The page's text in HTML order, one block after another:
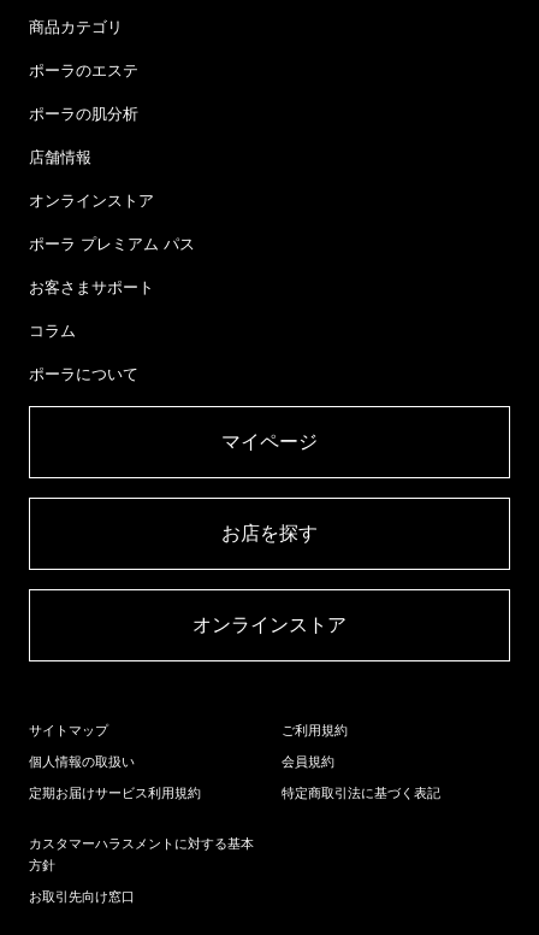
商品カテゴリ
ポーラのエステ
ポーラの肌分析
店舗情報
オンラインストア
ポーラ プレミアム パス
お客さまサポート
コラム
ポーラについて
マイページ​
お店を探す​
オンラインストア​
サイトマップ
個人情報の取扱い
定期お届けサービス利用規約
ご利用規約
会員規約
特定商取引法に基づく表記
カスタマーハラスメントに対する基本
方針
お取引先向け窓口